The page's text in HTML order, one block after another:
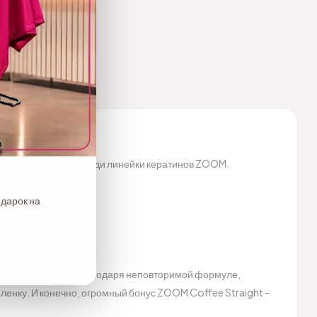
хит среди линейки кератинов ZOOM.
клиента. Благодаря неповторимой формуле,
И конечно, огромный бонус ZOOM Coffee Straight -
на